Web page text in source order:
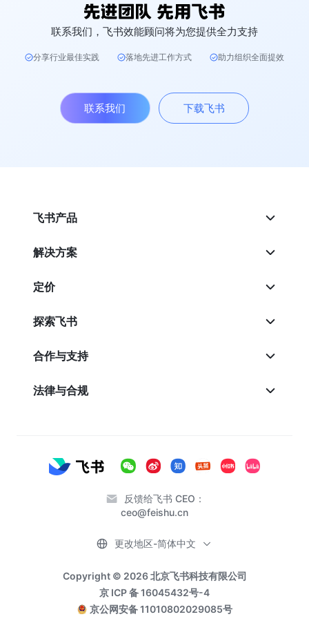
联系我们，飞书效能顾问将为您提供全力支持
分享行业最佳实践 落地先进工作方式 助力组织全面提效
联系我们 下载飞书
飞书产品
解决方案
定价
探索飞书
合作与支持
法律与合规
反馈给飞书 CEO：
ceo@feishu.cn
Copyright © 2026 北京飞书科技有限公司
京 ICP 备 16045432号-4
京公网安备 11010802029085号
更改地区-简体中文